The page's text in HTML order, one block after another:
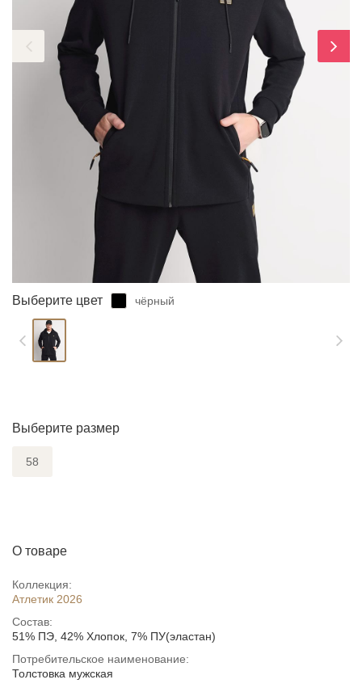
Выберите цвет чёрный
Выберите размер
58
О товаре
Коллекция:
Атлетик 2026
Состав:
51% ПЭ, 42% Хлопок, 7% ПУ(эластан)
Потребительское наименование:
Толстовка мужская